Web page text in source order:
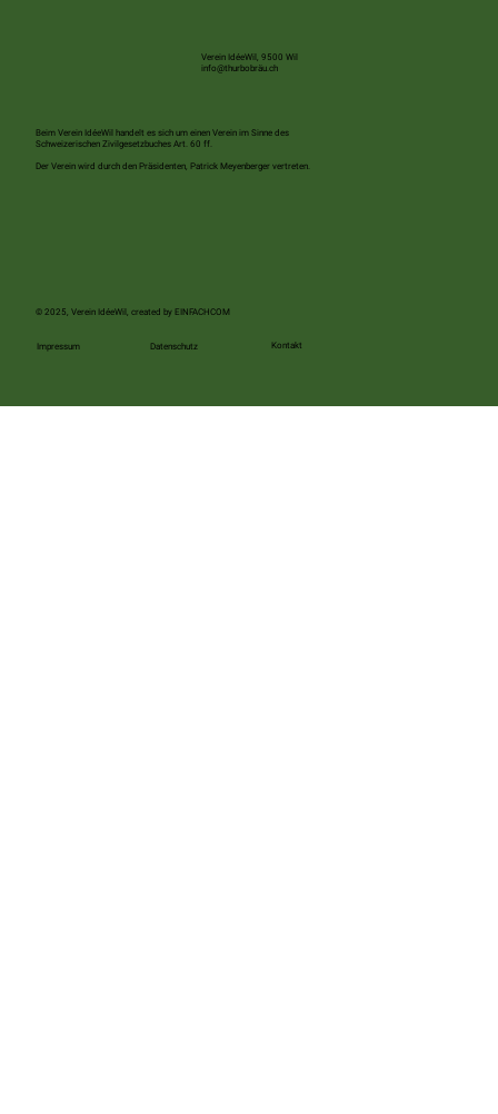
Verein IdéeWil, 9500 Wil
info@thurbobräu.ch
Beim Verein IdéeWil handelt es sich um einen Verein im Sinne des
Schweizerischen Zivilgesetzbuches Art. 60 ff.
Der Verein wird durch den Präsidenten, Patrick Meyenberger vertreten.
© 2025, Verein IdéeWil, created by EINFACHCOM
Impressum Datenschutz Kontakt